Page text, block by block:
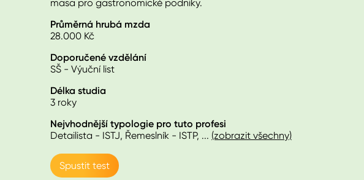
masa pro gastronomické podniky.
Průměrná hrubá mzda
28.000 Kč
Doporučené vzdělání
SŠ - Výuční list
Délka studia
3 roky
Nejvhodnější typologie pro tuto profesi
Detailista - ISTJ, Řemeslník - ISTP, ... (zobrazit všechny)
Spustit test